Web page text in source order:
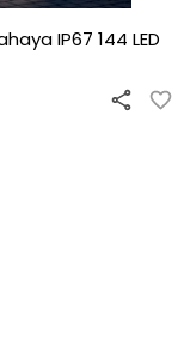
IP67 144 LED